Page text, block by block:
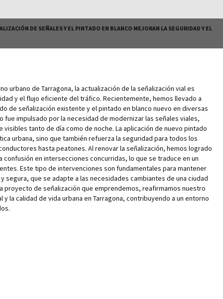
DE SEÑALES Y EL PINTADO EN BLANCO MEJORAN LA SEGURIDAD Y EL
urbano de Tarragona, la actualización de la señalización vial es
y el flujo eficiente del tráfico. Recientemente, hemos llevado a
de señalización existente y el pintado en blanco nuevo en diversas
fue impulsado por la necesidad de modernizar las señales viales,
visibles tanto de día como de noche. La aplicación de nuevo pintado
urbana, sino que también refuerza la seguridad para todos los
hasta peatones. Al renovar la señalización, hemos logrado
confusión en intersecciones concurridas, lo que se traduce en un
Este tipo de intervenciones son fundamentales para mantener
segura, que se adapte a las necesidades cambiantes de una ciudad
proyecto de señalización que emprendemos, reafirmamos nuestro
la calidad de vida urbana en Tarragona, contribuyendo a un entorno